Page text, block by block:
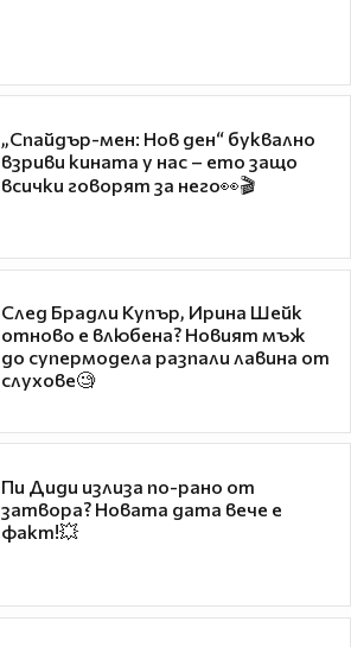
„Спайдър-мен: Нов ден“ буквално
взриви кината у нас – ето защо
всички говорят за него👀🎬
След Брадли Купър, Ирина Шейк
отново е влюбена? Новият мъж
до супермодела разпали лавина от
слухове🧐
Пи Диди излиза по-рано от
затвора? Новата дата вече е
факт!💥